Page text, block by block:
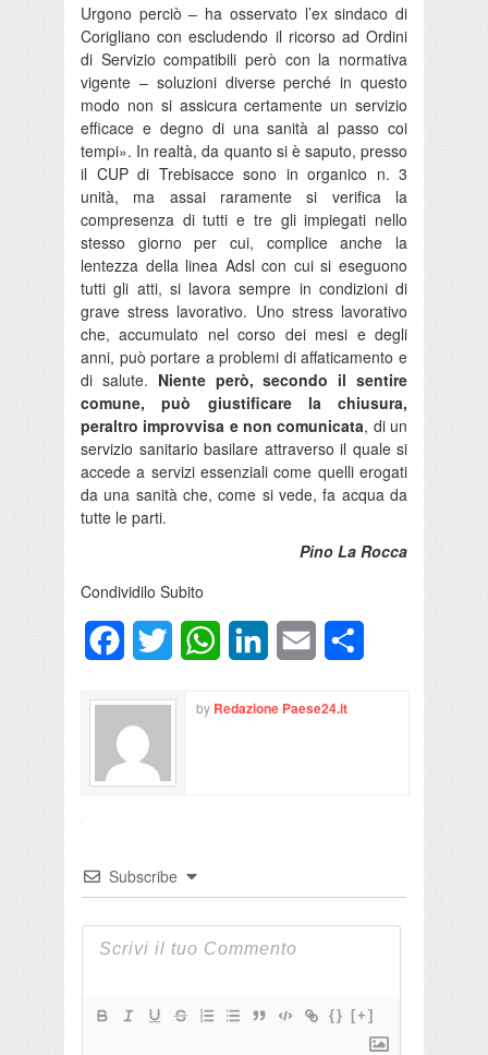
Urgono perciò – ha osservato l’ex sindaco di
Corigliano con escludendo il ricorso ad Ordini
di Servizio compatibili però con la normativa
vigente – soluzioni diverse perché in questo
modo non si assicura certamente un servizio
efficace e degno di una sanità al passo coi
tempi». In realtà, da quanto si è saputo, presso
il CUP di Trebisacce sono in organico n. 3
unità, ma assai raramente si verifica la
compresenza di tutti e tre gli impiegati nello
stesso giorno per cui, complice anche la
lentezza della linea Adsl con cui si eseguono
tutti gli atti, si lavora sempre in condizioni di
grave stress lavorativo. Uno stress lavorativo
che, accumulato nel corso dei mesi e degli
anni, può portare a problemi di affaticamento e
di salute. Niente però, secondo il sentire
comune, può giustificare la chiusura,
peraltro improvvisa e non comunicata, di un
servizio sanitario basilare attraverso il quale si
accede a servizi essenziali come quelli erogati
da una sanità che, come si vede, fa acqua da
tutte le parti.
Pino La Rocca
Condividilo Subito
FacebookTwitter WhatsAppLinkedInEmail
by Redazione Paese24.it
Subscribe
{} [+]